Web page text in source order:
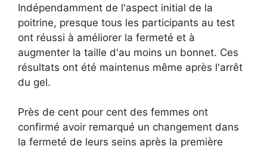
Indépendamment de l'aspect initial de la
poitrine, presque tous les participants au test
ont réussi à améliorer la fermeté et à
augmenter la taille d'au moins un bonnet. Ces
résultats ont été maintenus même après l'arrêt
du gel.
Près de cent pour cent des femmes ont
confirmé avoir remarqué un changement dans
la fermeté de leurs seins après la première